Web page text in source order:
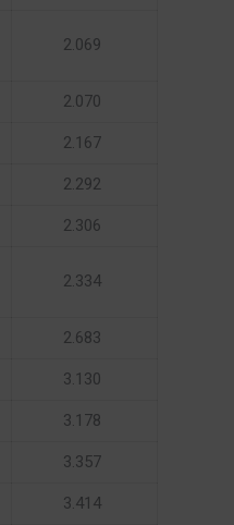
2.069
2.070
2.167
2.292
2.306
2.334
2.683
3.130
3.178
3.357
3.414